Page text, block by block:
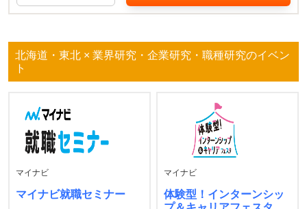
北海道・東北 × 業界研究・企業研究・職種研究のイベン
ト
マイナビ
マイナビ就職セミナー
マイナビ
体験型！インターンシッ